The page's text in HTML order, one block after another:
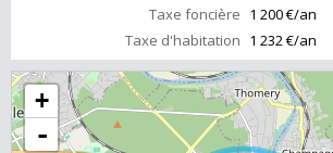
Taxe foncière 1 200 €/an
Taxe d'habitation 1 232 €/an
+
-